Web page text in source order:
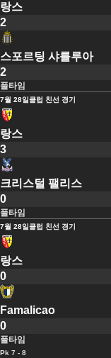
랑스
2
스포르팅 샤를루아
2
풀타임
7월 28일클럽 친선 경기
랑스
3
크리스털 팰리스
0
풀타임
7월 28일클럽 친선 경기
랑스
0
Famalicao
0
풀타임
Pk 7 - 8